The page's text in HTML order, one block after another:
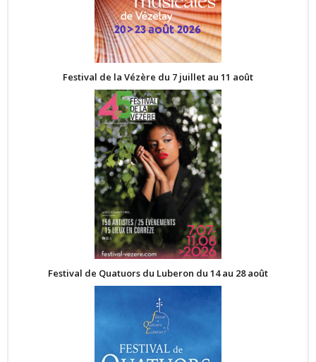
Festival de la Vézère du 7 juillet au 11 août
Festival de Quatuors du Luberon du 14 au 28 août